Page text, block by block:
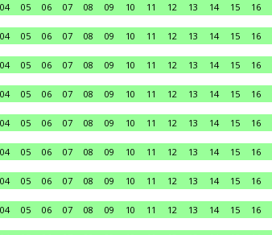
04 05 06 07 08 09 10 11 12 13 14 15 16
04 05 06 07 08 09 10 11 12 13 14 15 16
04 05 06 07 08 09 10 11 12 13 14 15 16
04 05 06 07 08 09 10 11 12 13 14 15 16
04 05 06 07 08 09 10 11 12 13 14 15 16
04 05 06 07 08 09 10 11 12 13 14 15 16
04 05 06 07 08 09 10 11 12 13 14 15 16
04 05 06 07 08 09 10 11 12 13 14 15 16